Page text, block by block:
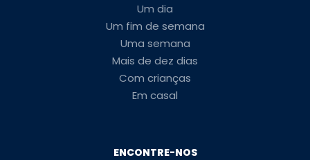
Um dia
Um fim de semana
Uma semana
Mais de dez dias
Com crianças
Em casal
ENCONTRE-NOS